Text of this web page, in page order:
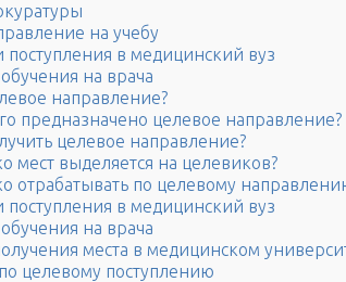
на учебу
поступления в медицинский вуз
на врача
направление?
предназначено целевое направление?
целевое направление?
мест выделяется на целевиков?
отрабатывать по целевому
поступления в медицинский вуз
на врача
места в медицинском
целевому поступлению